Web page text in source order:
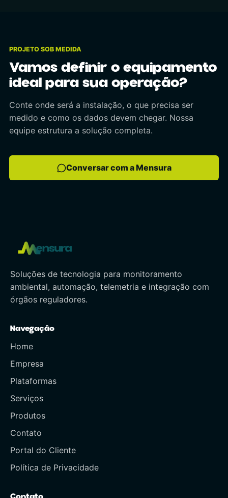
PROJETO SOB MEDIDA
Vamos definir o equipamento
ideal para sua operação?
Conte onde será a instalação, o que precisa ser
medido e como os dados devem chegar. Nossa
equipe estrutura a solução completa.
Conversar com a Mensura
Soluções de tecnologia para monitoramento
ambiental, automação, telemetria e integração com
órgãos reguladores.
Navegação
Home
Empresa
Plataformas
Serviços
Produtos
Contato
Portal do Cliente
Política de Privacidade